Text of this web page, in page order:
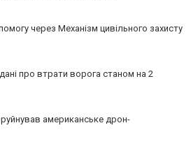
через Механізм цивільного захисту
про втрати ворога станом на 2
американське дрон-